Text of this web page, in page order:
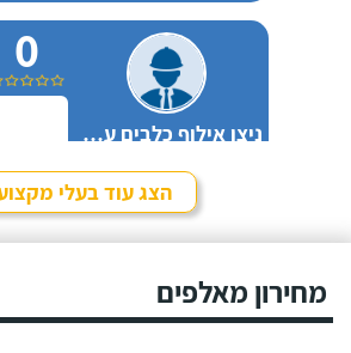
הביתה,
בדיוק
שנהיה
מוכנים
ניצן אילוף כלבים על הכנרת
0
חייג עכשיו
הצג עוד בעלי
מחירון מאלפים